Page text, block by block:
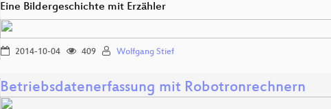
Eine Bildergeschichte mit Erzähler
2014-10-04 409 Wolfgang Stief
Betriebsdatenerfassung mit Robotronrechnern